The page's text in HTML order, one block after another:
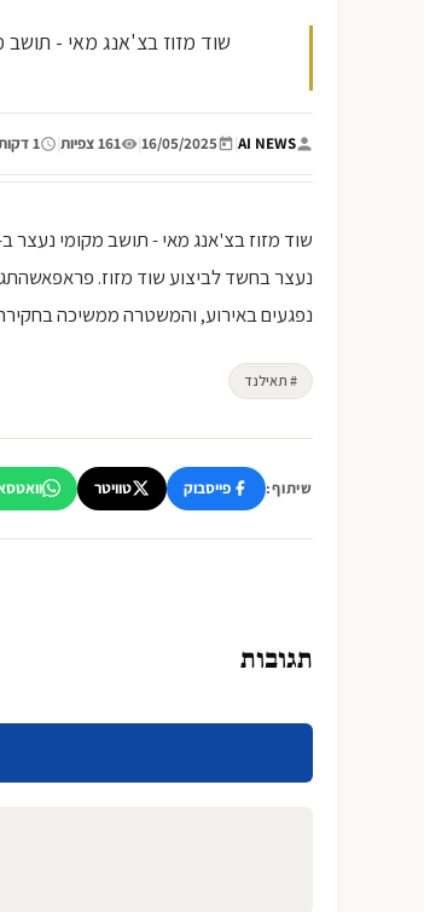
AI NEWS
|
16/05/2025
| 161 צפיות | 1 דקות קריאה
נעצר בחשד לביצוע שוד מזוז.
נפגעים באירוע, והמשטרה ממשיכה
# תאילנד
שיתוף: פייסבוק טוויטר
תגובות